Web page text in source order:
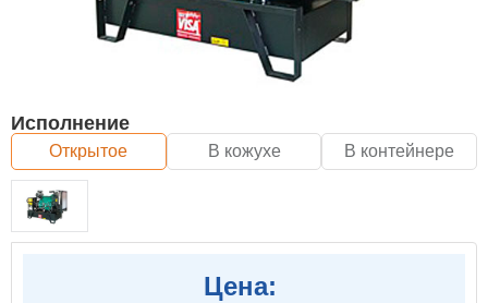
Исполнение
Открытое В кожухе В контейнере
Цена: